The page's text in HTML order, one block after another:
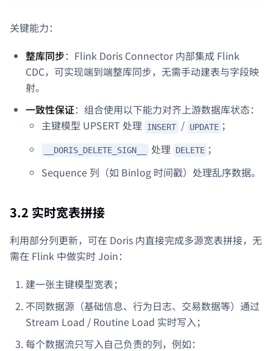
关键能力：
整库同步：Flink Doris Connector 内部集成 Flink
CDC，可实现端到端整库同步，无需手动建表与字段映
射。
一致性保证：组合使用以下能力对齐上游数据库状态：
主键模型 UPSERT 处理 INSERT / UPDATE ；
__DORIS_DELETE_SIGN__ 处理 DELETE ；
Sequence 列（如 Binlog 时间戳）处理乱序数据。
3.2 实时宽表拼接
利用部分列更新，可在 Doris 内直接完成多源宽表拼接，无
需在 Flink 中做实时 Join：
建一张主键模型宽表；
不同数据源（基础信息、行为日志、交易数据等）通过
Stream Load / Routine Load 实时写入；
每个数据流只写入自己负责的列，例如：